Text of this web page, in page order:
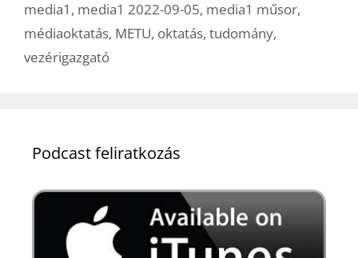
media1 , media1 2022-09-05, media1 műsor,
médiaoktatás, METU, oktatás, tudomány,
vezérigazgató
Podcast feliratkozás